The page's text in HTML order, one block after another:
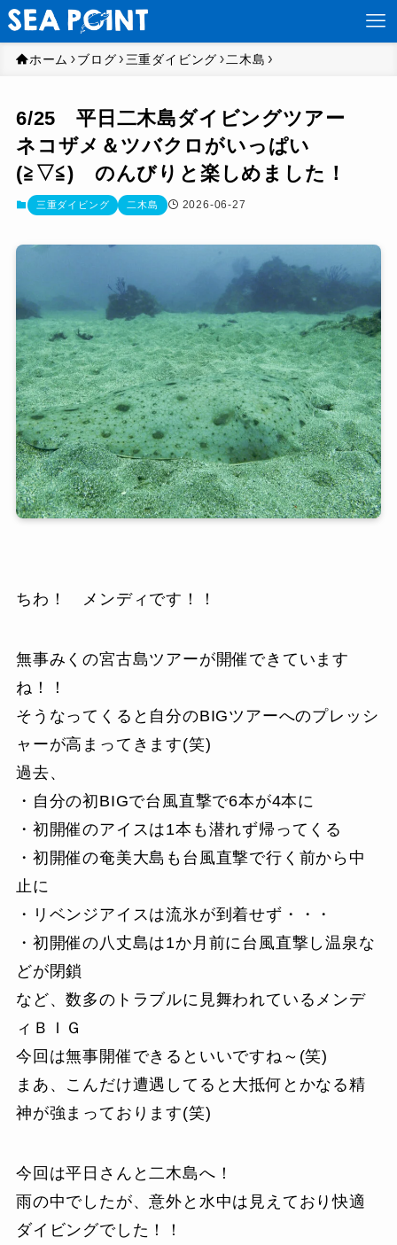
ホーム ブログ 三重ダイビング 二木島
6/25 平日二木島ダイビングツアー
ネコザメ＆ツバクロがいっぱい
(≧▽≦) のんびりと楽しめました！
三重ダイビング 二木島 2026-06-27
ちわ！ メンディです！！
無事みくの宮古島ツアーが開催できています
ね！！
そうなってくると自分のBIGツアーへのプレッシ
ャーが高まってきます(笑)
過去、
・自分の初BIGで台風直撃で6本が4本に
・初開催のアイスは1本も潜れず帰ってくる
・初開催の奄美大島も台風直撃で行く前から中
止に
・リベンジアイスは流氷が到着せず・・・
・初開催の八丈島は1か月前に台風直撃し温泉な
どが閉鎖
など、数多のトラブルに見舞われているメンデ
ィＢＩＧ
今回は無事開催できるといいですね～(笑)
まあ、こんだけ遭遇してると大抵何とかなる精
神が強まっております(笑)
今回は平日さんと二木島へ！
雨の中でしたが、意外と水中は見えており快適
ダイビングでした！！